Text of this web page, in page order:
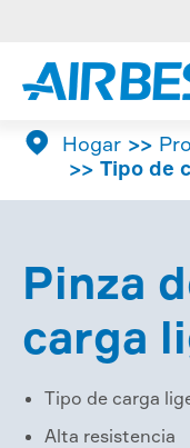
 Hogar
Tipo de
Pinza
carga
Tipo de carga
Alta resistencia